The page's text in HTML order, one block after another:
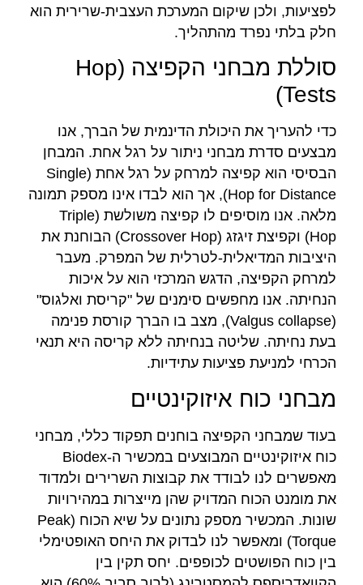
לפציעות, ולכן שיקום המערכת העצבית-שרירית הוא
חלק בלתי נפרד מהתהליך.
סוללת מבחני הקפיצה (Hop
Tests)
כדי להעריך את היכולת הדינמית של הברך, אנו
מבצעים סדרת מבחני ניתור על רגל אחת. המבחן
הבסיסי הוא קפיצה למרחק על רגל אחת (Single
Hop for Distance), אך הוא לבדו אינו מספק תמונה
מלאה. אנו מוסיפים לו קפיצה משולשת (Triple
Hop) וקפיצת זיגזג (Crossover Hop) הבוחנת את
היציבות המדיאלית-לטרלית של המפרק. מעבר
למרחק הקפיצה, הדגש המרכזי הוא על איכות
הנחיתה. אנו מחפשים סימנים של "קריסת ואלגוס"
(Valgus collapse), מצב בו הברך קורסת פנימה
בעת נחיתה. שליטה בנחיתה ללא קריסה היא תנאי
הכרחי למניעת פציעות עתידיות.
מבחני כוח איזוקינטיים
בעוד שמבחני הקפיצה בוחנים תפקוד כללי, מבחני
כוח איזוקינטיים המבוצעים במכשיר ה-Biodex
מאפשרים לנו לבודד את קבוצות השרירים ולמדוד
את מומנט הכוח המדויק שהן מייצרות במהירויות
שונות. המכשיר מספק נתונים על שיא הכוח (Peak
Torque) ומאפשר לנו לבדוק את היחס האופטימלי
בין כוח הפושטים לכופפים. יחס תקין בין